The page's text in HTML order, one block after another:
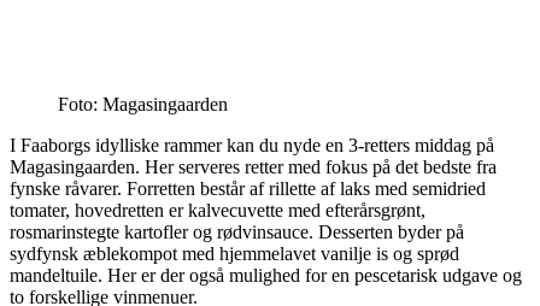
Foto: Magasingaarden
I Faaborgs idylliske rammer kan du nyde en 3-retters middag på
Magasingaarden. Her serveres retter med fokus på det bedste fra
fynske råvarer. Forretten består af rillette af laks med semidried
tomater, hovedretten er kalvecuvette med efterårsgrønt,
rosmarinstegte kartofler og rødvinsauce. Desserten byder på
sydfynsk æblekompot med hjemmelavet vanilje is og sprød
mandeltuile. Her er der også mulighed for en pescetarisk udgave og
to forskellige vinmenuer.